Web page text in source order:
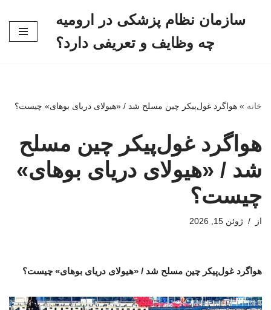
سازمان نظام پزشکی در ارومیه
چه وظایف و تعریفی دارد؟
خانه » هواگرد غول‌پیکر چین مسلح شد / «هیولای دریای بوهای» چیست؟
هواگرد غول‌پیکر چین مسلح
شد / «هیولای دریای بوهای»
چیست؟
از ژوئن 15, 2026
هواگرد غول‌پیکر چین مسلح شد / «هیولای دریای بوهای» چیست؟